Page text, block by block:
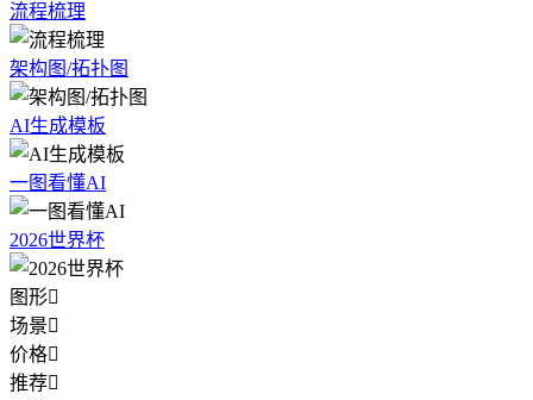
流程梳理
架构图/拓扑图
AI生成模板
一图看懂AI
2026世界杯
图形
场景
价格
推荐